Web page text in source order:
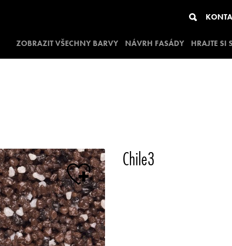
ZOBRAZIT VŠECHNY BARVY NÁVRH FASÁDY HRAJTE SI
Chile3